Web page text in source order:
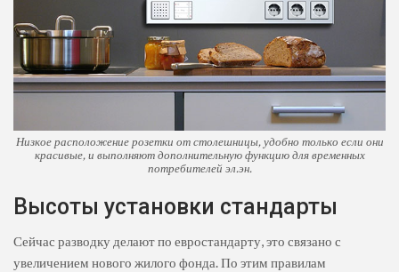
Низкое расположение розетки от столешницы, удобно только если они
красивые, и выполняют дополнительную функцию для временных
потребителей эл.эн.
Высоты установки стандарты
Сейчас разводку делают по евростандарту, это связано с
увеличением нового жилого фонда. По этим правилам